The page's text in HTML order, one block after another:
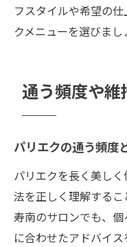
フスタイルや希望の
クメニューを選びまし
通う頻度や維
パリエクの通う頻度
パリエクを長く美し
法を正しく理解する
寿南のサロンでも、
に合わせたアドバイ